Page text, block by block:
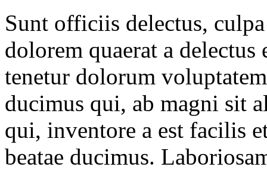
Sunt officiis delectus,
dolorem quaerat a
tenetur dolorum
ducimus qui, ab magni sit
qui, inventore a est facilis
beatae ducimus.